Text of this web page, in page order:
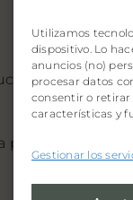
Utilizamos
dispositivo. Lo
anuncios (no)
procesar datos
consentir o
características y
Gestionar los
desde el
parte de